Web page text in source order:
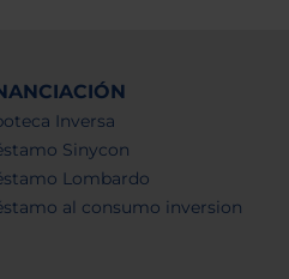
Inversa
Sinycon
Lombardo
al consumo inversion